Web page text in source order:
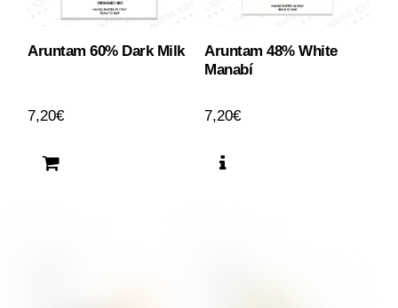
Aruntam 60% Dark Milk
7,20€
Aruntam 48% White
Manabí
7,20€